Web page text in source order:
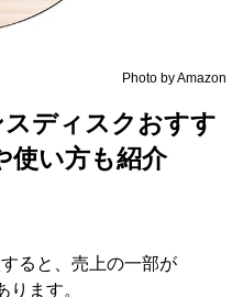
Photo by Amazon
スディスクおすす
使い方も紹介
ると、売上の一部が
ます。